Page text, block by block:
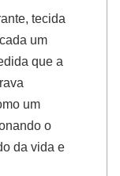
tecida
um
que a
um
o
da vida e